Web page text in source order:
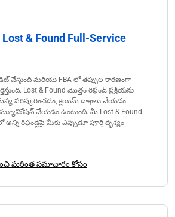
Lost & Found Full-Service
చేస్తుంది మరియు FBA లో తప్పుల కారణంగా
Lost & Found మొత్తం రిఫండ్ ప్రక్రియను
పరిష్కరించడం, క్లెయిమ్ దాఖలు చేయడం
చేయడం ఉంటుంది. మీ Lost & Found
అన్ని రిఫండ్లపై మీకు ఎప్పుడూ పూర్తి దృశ్యం
మరింత సమాచారం కోసం